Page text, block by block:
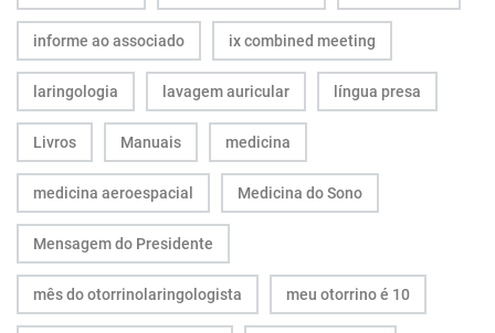
informe ao associado ix combined meeting
laringologia lavagem auricular língua presa
Livros Manuais medicina
medicina aeroespacial Medicina do Sono
Mensagem do Presidente
mês do otorrinolaringologista meu otorrino é 10